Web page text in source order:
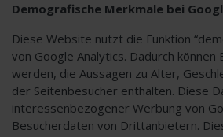
Demografische Merkmale bei
Diese Website nutzt die Funktion
von Google Analytics. Dadurch
werden, die Aussagen zu Alter,
der Seitenbesucher enthalten. Diese
interessenbezogener Werbung von
Besucherdaten von Drittanbietern.